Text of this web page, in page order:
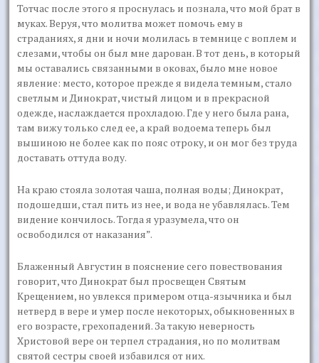
Тотчас после этого я проснулась и познала, что мой брат в
муках. Веруя, что молитва может помочь ему в
страданиях, я дни и ночи молилась в темнице с воплем и
слезами, чтобы он был мне дарован. В тот день, в который
мы оставались связанными в оковах, было мне новое
явление: место, которое прежде я видела темным, стало
светлым и Динократ, чистый лицом и в прекрасной
одежде, наслаждается прохладою. Где у него была рана,
там вижу только след ее, а край водоема теперь был
вышиною не более как по пояс отроку, и он мог без труда
доставать оттуда воду.
На краю стояла золотая чаша, полная воды; Динократ,
подошедши, стал пить из нее, и вода не убавлялась. Тем
видение кончилось. Тогда я уразумела, что он
освободился от наказания”.
Блаженный Августин в пояснение сего повествования
говорит, что Динократ был просвещен Святым
Крещением, но увлекся примером отца-язычника и был
нетверд в вере и умер после некоторых, обыкновенных в
его возрасте, грехопадений. За такую неверность
Христовой вере он терпел страдания, но по молитвам
святой сестры своей избавился от них.